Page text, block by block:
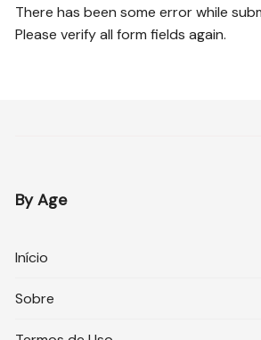
There has been some error while
Please verify all form fields again.
By Age
Início
Sobre